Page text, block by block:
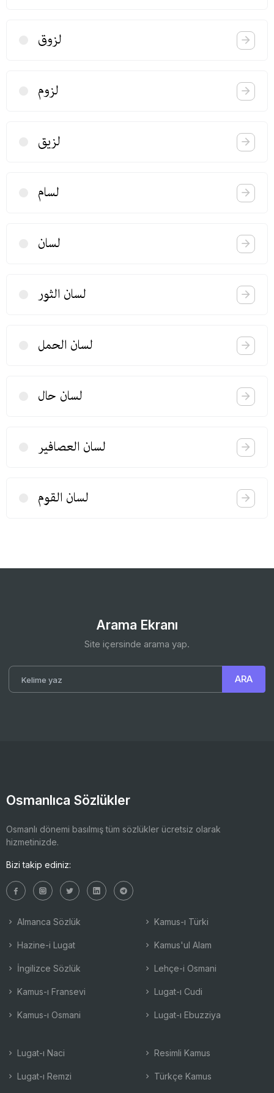
لزوق
لزوم
لزیق
لسام
لسان
لسان الثور
لسان الحمل
لسان حال
لسان العصافیر
لسان القوم
Arama Ekranı
Site içersinde arama yap.
Osmanlıca Sözlükler
Osmanlı dönemi basılmış tüm sözlükler ücretsiz olarak
hizmetinizde.
Bizi takip ediniz:
Almanca Sözlük
Hazine-i Lugat
İngilizce Sözlük
Kamus-ı Fransevi
Kamus-ı Osmani
Kamus-ı Türki
Kamus'ul Alam
Lehçe-i Osmani
Lugat-ı Cudi
Lugat-ı Ebuzziya
Lugat-ı Naci
Lugat-ı Remzi
Resimli Kamus
Türkçe Kamus